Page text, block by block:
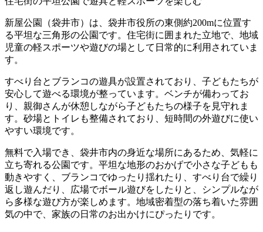
新屋公園（袋井市）は、袋井市役所の東側約200mに位置す
る平坦な三角形の公園です。住宅街に囲まれた立地で、地域
児童の軽スポーツや遊びの場として日常的に利用されていま
す。
すべり台とブランコの遊具が設置されており、子どもたちが
安心して遊べる環境が整っています。ベンチが備わってお
り、親御さんが休憩しながら子どもたちの様子を見守れま
す。砂場とトイレも整備されており、短時間の外遊びに使い
やすい環境です。
無料で入場でき、袋井市内の身近な場所にあるため、気軽に
立ち寄れる公園です。平坦な地形のおかげで小さな子どもも
動きやすく、ブランコでゆったり揺れたり、すべり台で繰り
返し遊んだり、広場でボール遊びをしたりと、シンプルなが
ら多様な遊び方が楽しめます。地域密着型の落ち着いた雰囲
気の中で、家族の日常のお出かけにぴったりです。